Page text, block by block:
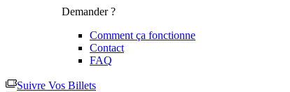
Demander ?
Comment ça fonctionne
Contact
FAQ
Suivre Vos Billets